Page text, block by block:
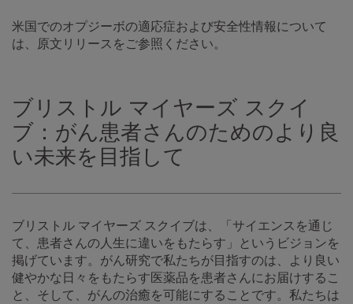
米国でのオプジーボの適応症および安全性情報について
は、原文リリースをご参照ください。
ブリストル マイヤーズ スクイ
ブ：がん患者さんのためのより良
い未来を目指して
ブリストル マイヤーズ スクイブは、「サイエンスを通じ
て、患者さんの人生に違いをもたらす」というビジョンを
掲げています。がん研究で私たちが目指すのは、より良い
健やかな日々をもたらす医薬品を患者さんにお届けするこ
と、そして、がんの治癒を可能にすることです。私たちは